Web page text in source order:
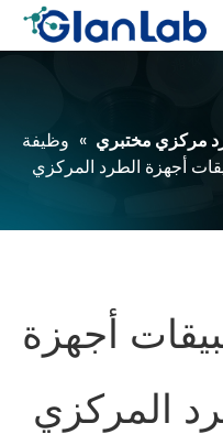
مركزي مختبري » وظيفة
أجهزة الطرد المركزي
أجهزة
المركزي